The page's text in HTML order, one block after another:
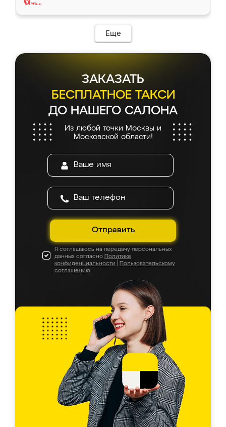
Еще
ЗАКАЗАТЬ
БЕСПЛАТНОЕ ТАКСИ
ДО НАШЕГО САЛОНА
Из любой точки Москвы и
Московской области!
Отправить
Я соглашаюсь на передачу персональных
данных согласно Политике
конфиденциальности
Пользовательскому
соглашению